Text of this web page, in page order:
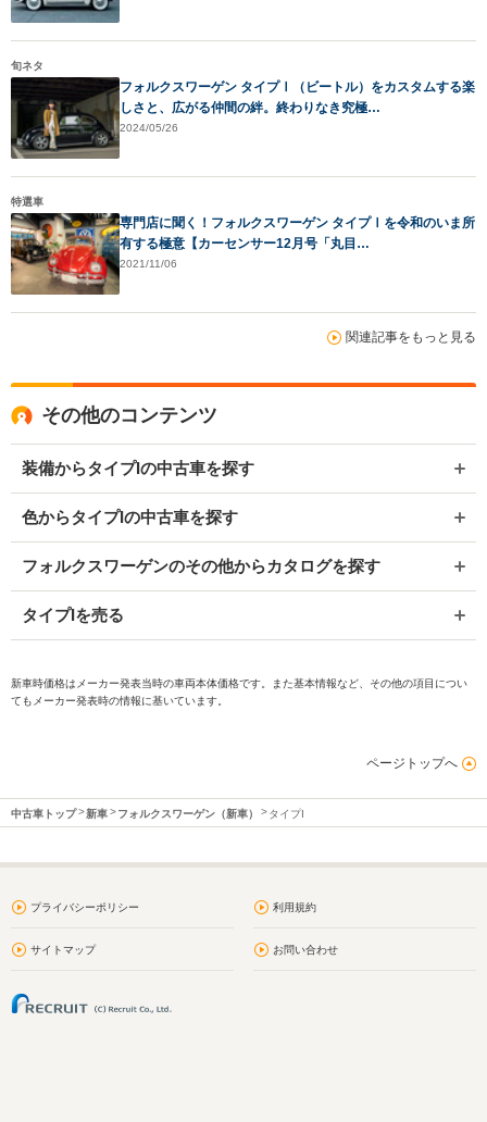
旬ネタ
フォルクスワーゲン タイプⅠ（ビートル）をカスタムする楽
しさと、広がる仲間の絆。終わりなき究極…
2024/05/26
特選車
専門店に聞く！フォルクスワーゲン タイプⅠを令和のいま所
有する極意【カーセンサー12月号「丸目…
2021/11/06
関連記事をもっと見る
その他のコンテンツ
装備からタイプIの中古車を探す
色からタイプIの中古車を探す
フォルクスワーゲンのその他からカタログを探す
タイプIを売る
新車時価格はメーカー発表当時の車両本体価格です。また基本情報など、その他の項目につい
てもメーカー発表時の情報に基いています。
ページトップへ
中古車トップ 新車 フォルクスワーゲン（新車） タイプI
プライバシーポリシー 利用規約
サイトマップ お問い合わせ